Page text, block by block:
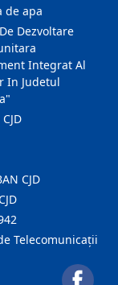
de apa
Dezvoltare
Integrat Al
In Judetul
CJD
Telecomunicații